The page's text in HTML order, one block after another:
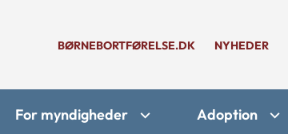
BØRNEBORTFØRELSE.DK NYHEDER
For myndigheder Adoption